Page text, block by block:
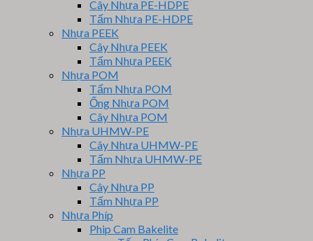
Cây Nhựa PE-HDPE
Tấm Nhựa PE-HDPE
Nhựa PEEK
Cây Nhựa PEEK
Tấm Nhựa PEEK
Nhựa POM
Tấm Nhựa POM
Ống Nhựa POM
Cây Nhựa POM
Nhựa UHMW-PE
Cây Nhựa UHMW-PE
Tấm Nhựa UHMW-PE
Nhựa PP
Cây Nhựa PP
Tấm Nhựa PP
Nhựa Phíp
Phip Cam Bakelite